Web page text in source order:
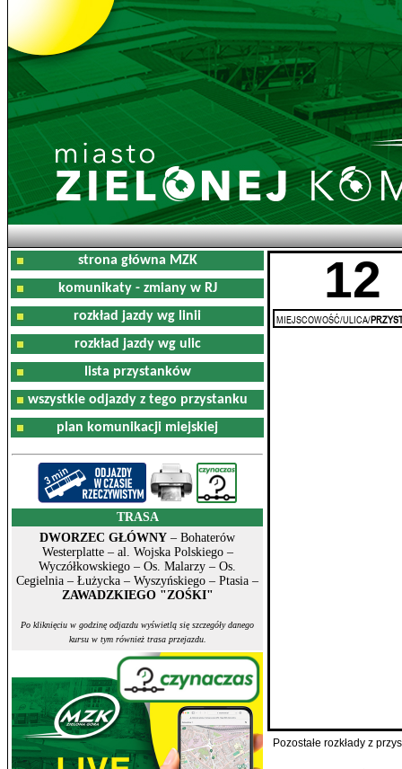
strona główna MZK
komunikaty - zmiany w RJ
rozkład jazdy wg linii
rozkład jazdy wg ulic
lista przystanków
wszystkie odjazdy z tego przystanku
plan komunikacji miejskiej
TRASA
DWORZEC GŁÓWNY – Bohaterów
Westerplatte – al. Wojska Polskiego –
Wyczółkowskiego – Os. Malarzy – Os.
Cegielnia – Łużycka – Wyszyńskiego – Ptasia –
ZAWADZKIEGO "ZOŚKI"
Po kliknięciu w godzinę odjazdu wyświetlą się szczegóły danego
kursu w tym również trasa przejazdu.
12
MIEJSCOWOŚĆ/ULICA/
Pozostałe rozkłady z